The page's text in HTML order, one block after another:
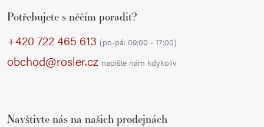
v
p
i
Potřebujete s něčím poradit?
+420 722 465 613 (po-pá: 09:00 - 17:00)
obchod@rosler.cz napište nám kdykoliv
Navštivte nás na našich prodejnách